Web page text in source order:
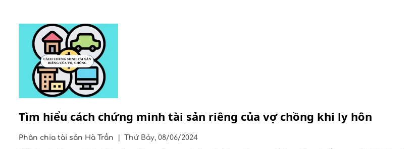
Tìm hiểu cách chứng minh tài sản riêng của vợ chồng khi ly hôn
Phân chia tài sản Hà Trần Thứ Bảy, 08/06/2024